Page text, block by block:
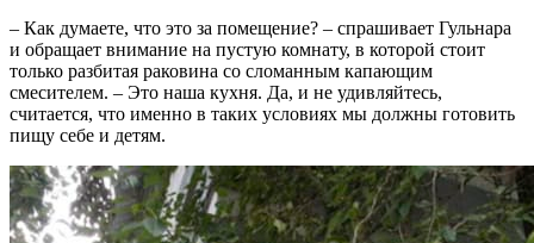
– Как думаете, что это за помещение? – спрашивает Гульнара
и обращает внимание на пустую комнату, в которой стоит
только разбитая раковина со сломанным капающим
смесителем. – Это наша кухня. Да, и не удивляйтесь,
считается, что именно в таких условиях мы должны готовить
пищу себе и детям.